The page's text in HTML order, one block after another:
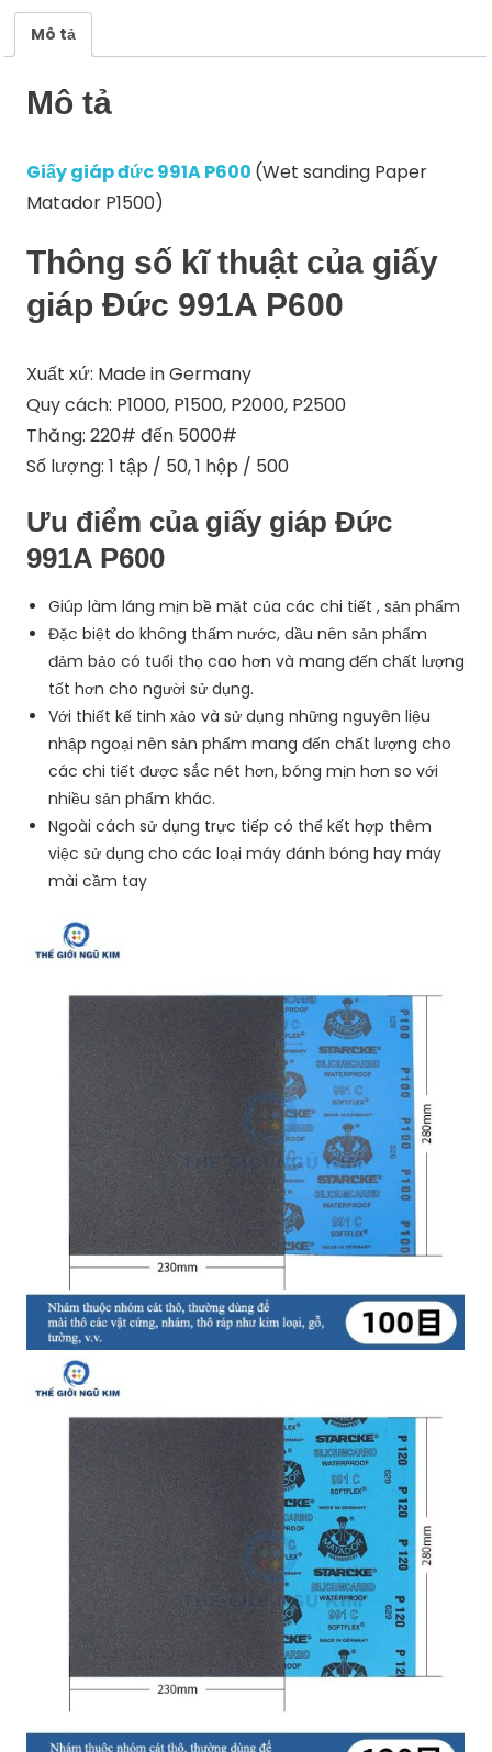
Mô tả
Mô tả
Giấy giáp đức 991A P600 (Wet sanding Paper
Matador P1500)
Thông số kĩ thuật của giấy
giáp Đức 991A P600
Xuất xứ: Made in Germany
Quy cách: P1000, P1500, P2000, P2500
Thăng: 220# đến 5000#
Số lượng: 1 tập / 50, 1 hộp / 500
Ưu điểm của giấy giáp Đức
991A P600
Giúp làm láng mịn bề mặt của các chi tiết , sản phẩm
Đặc biệt do không thấm nước, dầu nên sản phẩm
đảm bảo có tuổi thọ cao hơn và mang đến chất lượng
tốt hơn cho người sử dụng.
Với thiết kế tinh xảo và sử dụng những nguyên liệu
nhập ngoại nên sản phẩm mang đến chất lượng cho
các chi tiết được sắc nét hơn, bóng mịn hơn so với
nhiều sản phẩm khác.
Ngoài cách sử dụng trực tiếp có thể kết hợp thêm
việc sử dụng cho các loại máy đánh bóng hay máy
mài cầm tay